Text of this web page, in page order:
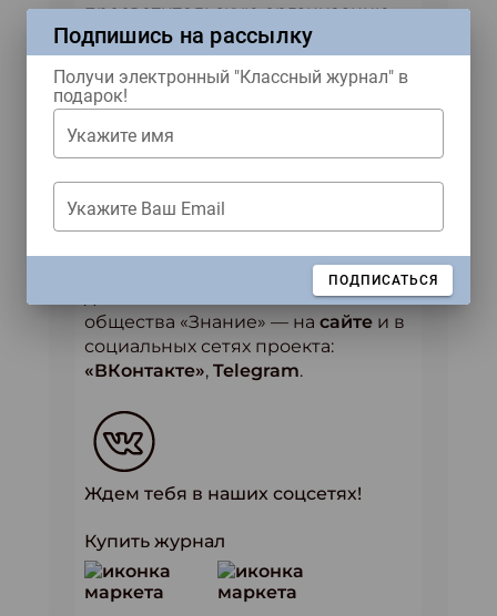
просветительскую организацию
«Российское общество «Знание».
21 апреля 2021 года в Послании
Президента РФ Федеральному
собранию РФ Владимир Путин
заявил о необходимости
перезапуска Российского
общества «Знание» на
современной цифровой
платформе.
деятельности Российского
общества «Знание» — на сайте и в
социальных сетях проекта:
«ВКонтакте», Telegram.
Ждем тебя в наших соцсетях!
Купить журнал
Подпишись на рассылку
Получи электронный "Классный журнал" в
подарок!
Укажите имя
Укажите Ваш Email
ПОДПИСАТЬСЯ